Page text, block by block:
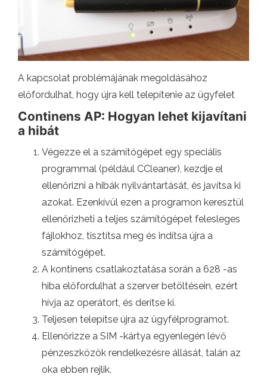
A kapcsolat problémájának megoldásához
előfordulhat, hogy újra kell telepítenie az ügyfelet
Continens AP: Hogyan lehet kijavítani
a hibát
Végezze el a számítógépet egy speciális
programmal (például CCleaner), kezdje el
ellenőrizni a hibák nyilvántartását, és javítsa ki
azokat. Ezenkívül ezen a programon keresztül
ellenőrizheti a teljes számítógépet felesleges
fájlokhoz, tisztítsa meg és indítsa újra a
számítógépet.
A kontinens csatlakoztatása során a 628 -as
hiba előfordulhat a szerver betöltésein, ezért
hívja az operátort, és derítse ki.
Teljesen telepítse újra az ügyfélprogramot.
Ellenőrizze a SIM -kártya egyenlegén lévő
pénzeszközök rendelkezésre állását, talán az
oka ebben rejlik.